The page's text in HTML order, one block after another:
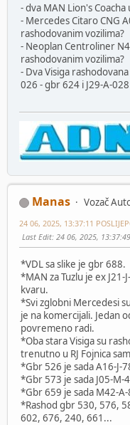
- dva MAN Lion's Coacha
- Mercedes Citaro CNG
rashodovanim vozilima?
- Neoplan Centroliner
rashodovanim vozilima?
- Dva Visiga
026 - gbr 624 i J29-A-
Manas
Vozač
24 06, 2025, 13:37:11
Last Edit: 24 06, 2025,
*VDL sa slike je gbr 688.
*MAN za Tuzlu je ex
kvaru.
*Svi zglobni Mercedesi
je na komercijali. Jedan
povremeno radi.
*Oba stara Visiga su
trenutno u RJ Fojnica
*Gbr 526 je sada A16-J-
*Gbr 573 je sada J05-M-
*Gbr 659 je sada M42-
*Rashod gbr 530, 576,
602, 676, 240, 661...